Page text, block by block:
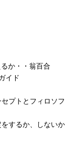
か・・翁百合
イド
プトとフィロソフ
するか、しないか